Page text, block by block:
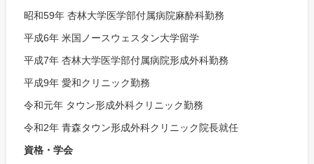
昭和59年 杏林大学医学部付属病院麻酔科勤務
平成6年 米国ノースウェスタン大学留学
平成7年 杏林大学医学部付属病院形成外科勤務
平成9年 愛和クリニック勤務
令和元年 タウン形成外科クリニック勤務
令和2年 青森タウン形成外科クリニック院長就任
資格・学会